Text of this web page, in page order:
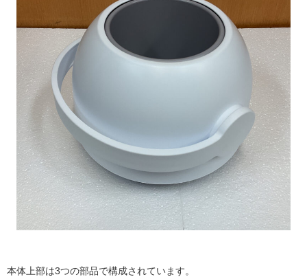
本体上部は3つの部品で構成されています。